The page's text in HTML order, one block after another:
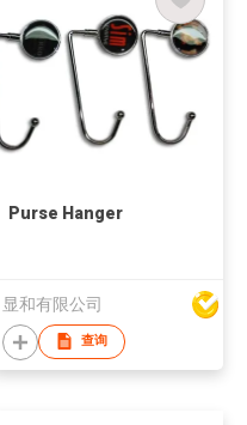
Purse Hanger
显和有限公司
查询